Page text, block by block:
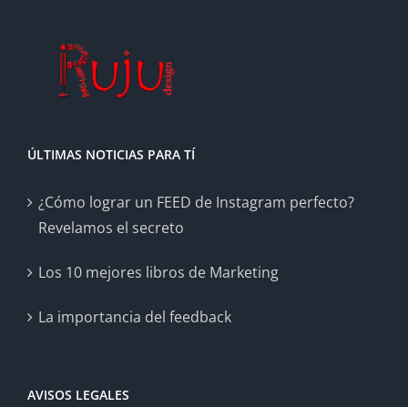
ÚLTIMAS NOTICIAS PARA TÍ
¿Cómo lograr un FEED de Instagram perfecto?
Revelamos el secreto
Los 10 mejores libros de Marketing
La importancia del feedback
AVISOS LEGALES